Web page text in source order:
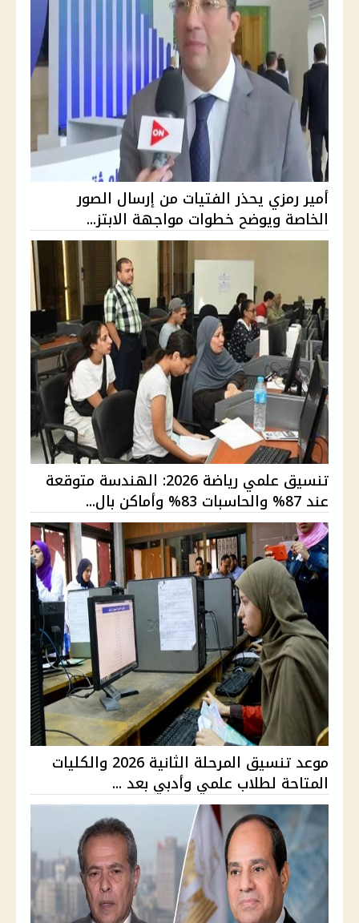
أمير رمزي يحذر الفتيات من إرسال الصور
الخاصة ويوضح خطوات مواجهة الابتز...
تنسيق علمي رياضة 2026: الهندسة متوقعة
عند 87% والحاسبات 83% وأماكن بال...
موعد تنسيق المرحلة الثانية 2026 والكليات
المتاحة لطلاب علمي وأدبي بعد ...